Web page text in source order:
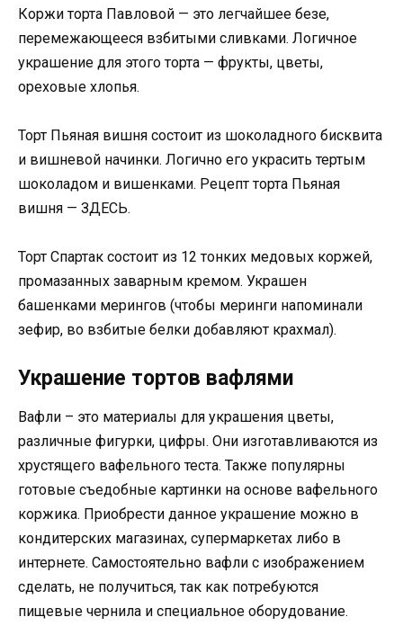
Коржи торта Павловой — это легчайшее безе,
перемежающееся взбитыми сливками. Логичное
украшение для этого торта — фрукты, цветы,
ореховые хлопья.
Торт Пьяная вишня состоит из шоколадного бисквита
и вишневой начинки. Логично его украсить тертым
шоколадом и вишенками. Рецепт торта Пьяная
вишня — ЗДЕСЬ.
Торт Спартак состоит из 12 тонких медовых коржей,
промазанных заварным кремом. Украшен
башенками мерингов (чтобы меринги напоминали
зефир, во взбитые белки добавляют крахмал).
Украшение тортов вафлями
Вафли – это материалы для украшения цветы,
различные фигурки, цифры. Они изготавливаются из
хрустящего вафельного теста. Также популярны
готовые съедобные картинки на основе вафельного
коржика. Приобрести данное украшение можно в
кондитерских магазинах, супермаркетах либо в
интернете. Самостоятельно вафли с изображением
сделать, не получиться, так как потребуются
пищевые чернила и специальное оборудование.